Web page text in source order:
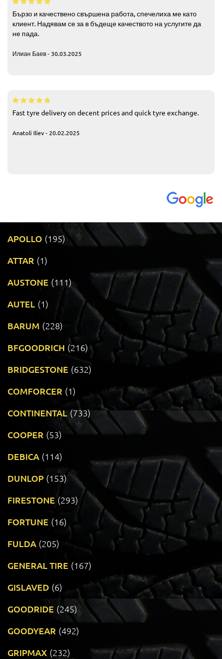
Бързо и качествено свършена работа, спечелиха ме като
клиент. Надявам се за в бъдеще качеството на услугите да
не пада.
Илиан Баев - 30.03.2025
Fast tyre delivery on decent prices and quick tyre exchange.
Anatoli Iliev - 20.02.2025
APOLLO (195)
ATTAR (1)
AUSTONE (111)
AUTEL (1)
BARUM (228)
BFGOODRICH (216)
BRIDGESTONE (632)
COMFORCER (1)
CONTINENTAL (733)
COOPER (53)
DEBICA (114)
DUNLOP (153)
FIRESTONE (293)
FORTUNE (16)
FULDA (205)
GENERAL TIRE (167)
GISLAVED (6)
GOODRIDE (245)
GOODYEAR (492)
GRIPMAX (232)